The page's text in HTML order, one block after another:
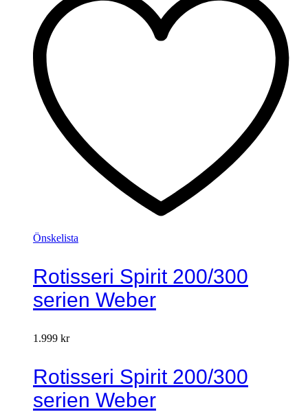
Önskelista
Rotisseri Spirit 200/300
serien Weber
1.999 kr
Rotisseri Spirit 200/300
serien Weber